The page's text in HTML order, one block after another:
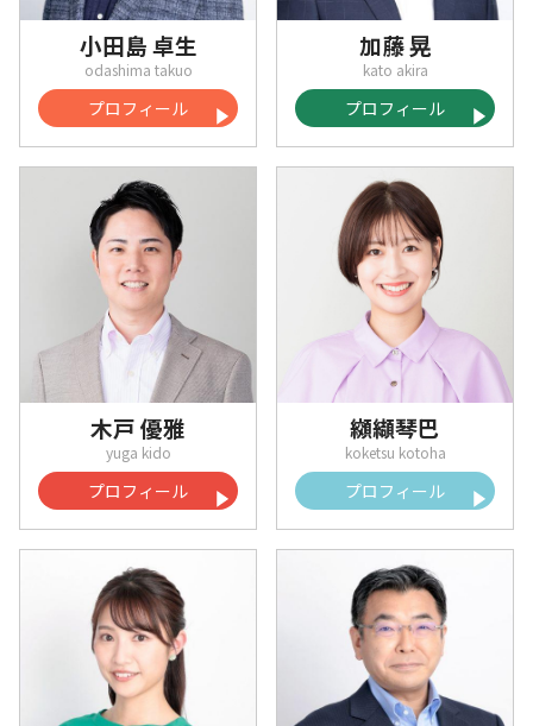
小田島 卓生
プロフィール
加藤 晃
プロフィール
木戸 優雅
プロフィール
纐纈琴巴
プロフィール